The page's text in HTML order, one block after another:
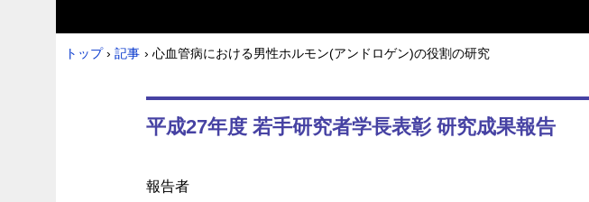
トップ › 記事 › 心血管病における男性ホルモン(アンドロゲン)の役割の研究
平成27年度 若手研究者学長表彰 研究成果報告
報告者